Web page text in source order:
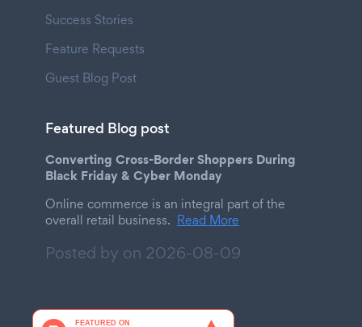
Success Stories
Feature Requests
Guest Blog Post
Featured Blog post
Converting Cross-Border Shoppers During
Black Friday & Cyber Monday
Online commerce is an integral part of the
overall retail business. Read More
Posted by on 2026-08-09